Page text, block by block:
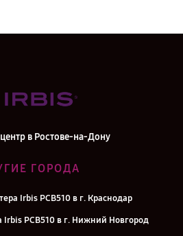
в Ростове-на-Дону
ГОРОДА
Irbis PCB510 в г. Краснодар
PCB510 в г. Нижний Новгород